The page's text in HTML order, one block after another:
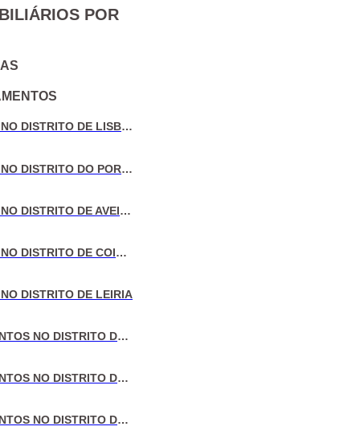
POR
VENDA DE MORADIAS NO DISTRITO DE LISBOA
VENDA DE MORADIAS NO DISTRITO DO PORTO
VENDA DE MORADIAS NO DISTRITO DE AVEIRO
VENDA DE MORADIAS NO DISTRITO DE COIMBRA
DISTRITO DE LEIRIA
VENDA DE APARTAMENTOS NO DISTRITO DE LISBOA
VENDA DE APARTAMENTOS NO DISTRITO DO PORTO
VENDA DE APARTAMENTOS NO DISTRITO DE AVEIRO